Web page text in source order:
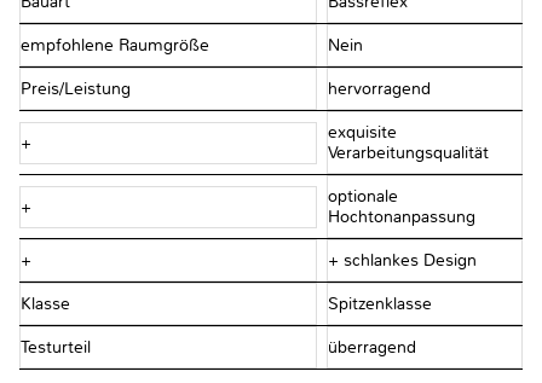
empfohlene Raumgröße Nein
Preis/Leistung hervorragend
+
exquisite
Verarbeitungsqualität
+
optionale
Hochtonanpassung
+ + schlankes Design
Klasse Spitzenklasse
Testurteil überragend